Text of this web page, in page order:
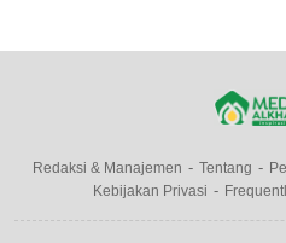
Redaksi & Manajemen Tentang
Kebijakan Privasi